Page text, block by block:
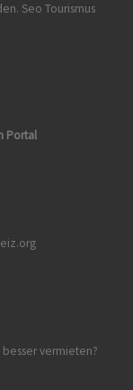
Seo Tourismus
Portal
vermieten?